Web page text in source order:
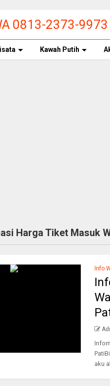
0813-2373-9973
ALAMI
Kawah Putih
Harga Tiket Masuk
Info
aku